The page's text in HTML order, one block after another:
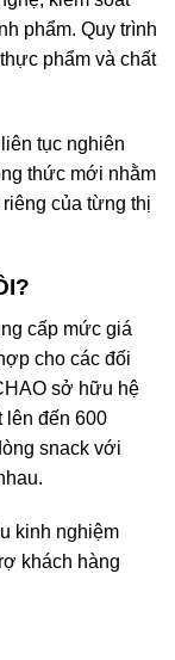
phẩm. Quy trình
phẩm và chất
tục nghiên
thức mới nhằm
của từng thị
cấp mức giá
cho các đối
sở hữu hệ
lên đến 600
snack với
kinh nghiệm
khách hàng